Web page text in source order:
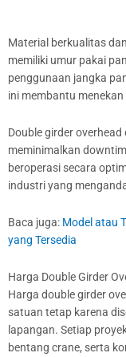
Material berkualitas
memiliki umur pakai
penggunaan jangka
ini membantu
Double girder
meminimalkan
beroperasi secara
industri yang
Baca juga: Model atau
yang Tersedia
Harga Double Girder
Harga double girder
satuan tetap karena
lapangan. Setiap
bentang crane, serta